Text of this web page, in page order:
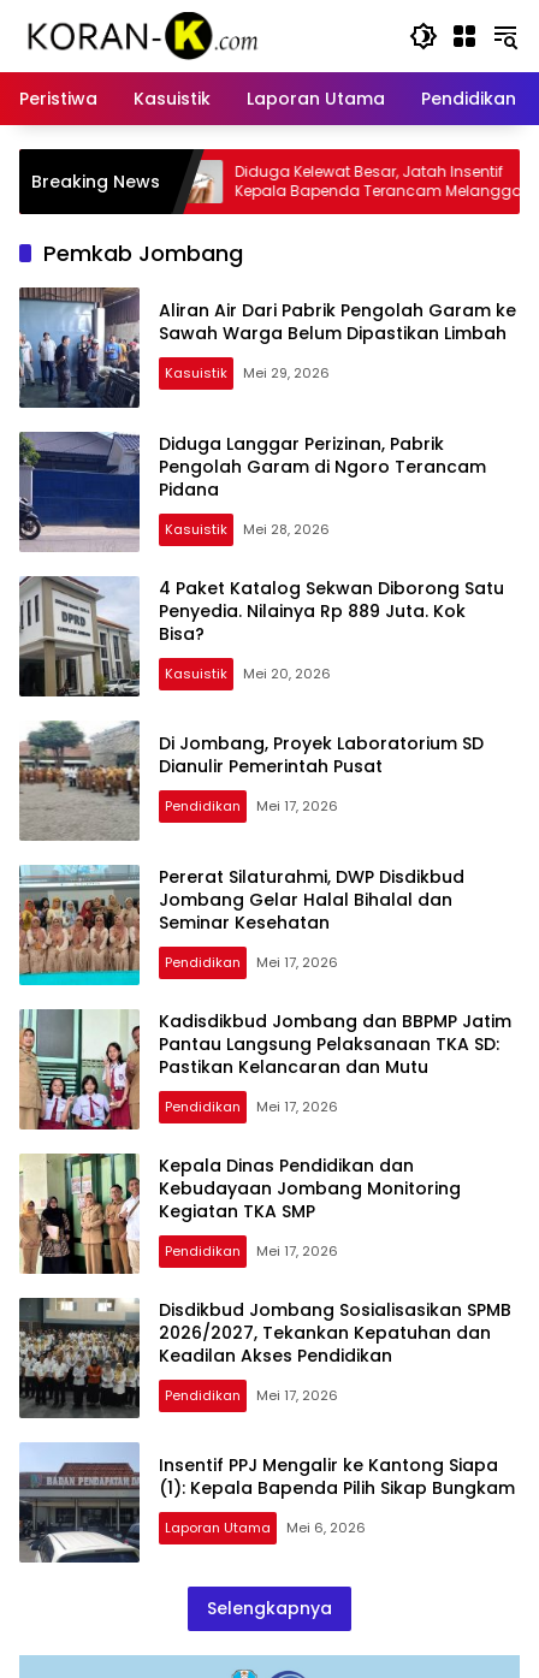
Peristiwa
Kasuistik Laporan Utama Pendidikan
Breaking News
Besar, Jatah Insentif
Terancam Melanggar
Kasus Insentif Pajak Listrik
Tersangka
Pemkab Jombang
Aliran Air Dari Pabrik Pengolah Garam ke
Sawah Warga Belum Dipastikan Limbah
Kasuistik Mei 29, 2026
Diduga Langgar Perizinan, Pabrik
Pengolah Garam di Ngoro Terancam
Pidana
Kasuistik Mei 28, 2026
4 Paket Katalog Sekwan Diborong Satu
Penyedia. Nilainya Rp 889 Juta. Kok
Bisa?
Kasuistik Mei 20, 2026
Di Jombang, Proyek Laboratorium SD
Dianulir Pemerintah Pusat
Pendidikan Mei 17, 2026
Pererat Silaturahmi, DWP Disdikbud
Jombang Gelar Halal Bihalal dan
Seminar Kesehatan
Pendidikan Mei 17, 2026
Kadisdikbud Jombang dan BBPMP Jatim
Pantau Langsung Pelaksanaan TKA SD:
Pastikan Kelancaran dan Mutu
Pendidikan Mei 17, 2026
Kepala Dinas Pendidikan dan
Kebudayaan Jombang Monitoring
Kegiatan TKA SMP
Pendidikan Mei 17, 2026
Disdikbud Jombang Sosialisasikan SPMB
2026/2027, Tekankan Kepatuhan dan
Keadilan Akses Pendidikan
Pendidikan Mei 17, 2026
Insentif PPJ Mengalir ke Kantong Siapa
(1): Kepala Bapenda Pilih Sikap Bungkam
Laporan Utama Mei 6, 2026
Selengkapnya